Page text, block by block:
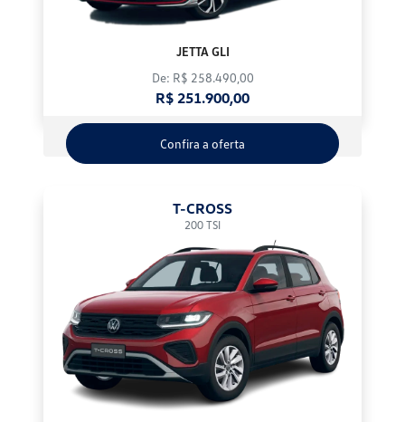
JETTA GLI
De: R$ 258.490,00
R$ 251.900,00
Confira a oferta
T-CROSS
200 TSI